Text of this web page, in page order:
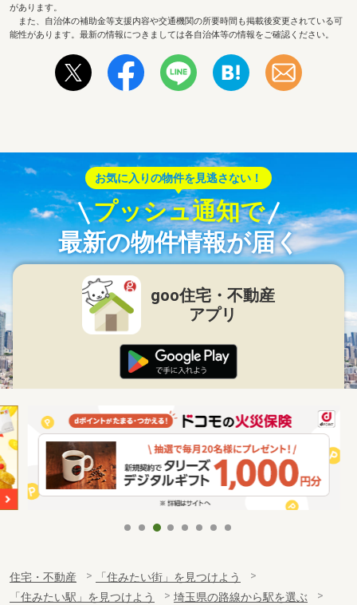
があります。
また、自治体の補助金等支援内容や交通機関の所要時間も掲載後変更されている可
能性があります。最新の情報につきましては各自治体等の情報をご確認ください。
お気に入りの物件を見逃さない！
プッシュ通知で
最新の物件情報が届く
goo住宅・不動産
アプリ
住宅・不動産
「住みたい街」を見つけよう
「住みたい駅」を見つけよう
埼玉県の路線から駅を選ぶ